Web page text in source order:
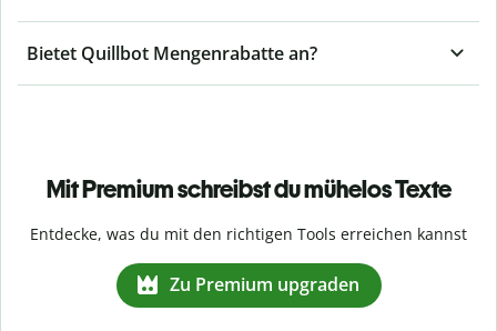
Bietet Quillbot Mengenrabatte an?
Mit Premium schreibst du mühelos Texte
Entdecke, was du mit den richtigen Tools erreichen kannst
Zu Premium upgraden